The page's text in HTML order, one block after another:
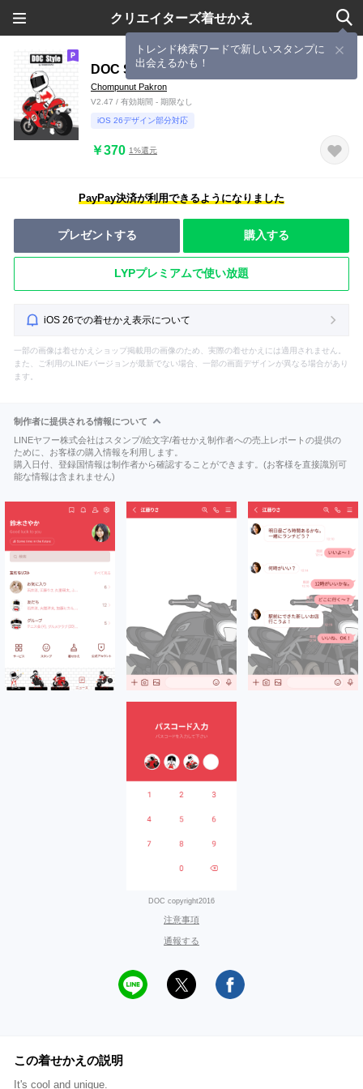
クリエイターズ着せかえ
トレンド検索ワードで新しいスタンプに
出会えるかも！
DOC Style
Chompunut Pakron
V2.47 / 有効期間 - 期限なし
iOS 26デザイン部分対応
￥370 1%還元
PayPay決済が利用できるようになりました
プレゼントする 購入する
LYPプレミアムで使い放題
iOS 26での着せかえ表示について
一部の画像は着せかえショップ掲載用の画像のため、実際の着せかえには適用されません。
また、ご利用のLINEバージョンが最新でない場合、一部の画面デザインが異なる場合があり
ます。
制作者に提供される情報について
LINEヤフー株式会社はスタンプ/絵文字/着せかえ制作者への売上レポートの提供の
ために、お客様の購入情報を利用します。
購入日付、登録国情報は制作者から確認することができます。(お客様を直接識別可
能な情報は含まれません)
DOC copyright2016
注意事項
通報する
この着せかえの説明
It's cool and unique.